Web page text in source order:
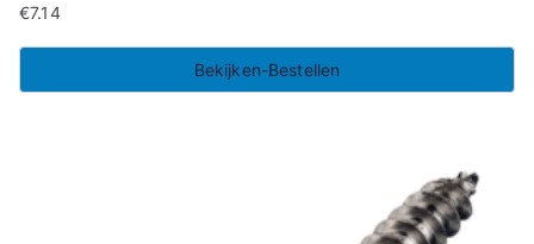
€7.14
Bekijken-Bestellen